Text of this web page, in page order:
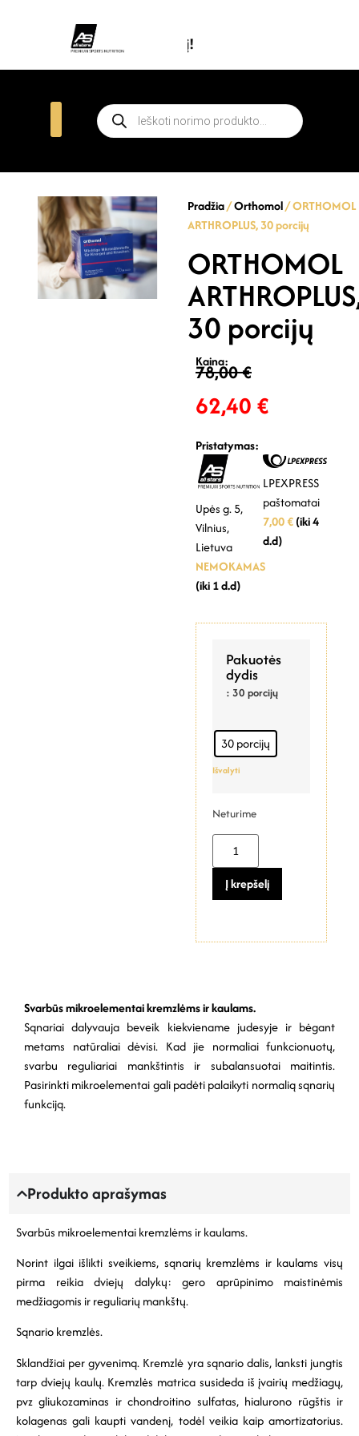
Pradžia/Orthomol/ ORTHOMOL
ARTHROPLUS, 30 porcijų
ORTHOMOL
30 porcijų
Kaina:
78,00€
62,40 €
Pristatymas:
Upės g. 5,
Vilnius,
Lietuva
NEMOKAMAS
(iki 1 d.d)
LPEXPRESS
paštomatai
7,00 €(iki 4
d.d)
Pakuotės
dydis
: 30 porcijų
30 porcijų
Išvalyti
Neturime
Į krepšelį
Svarbūs mikroelementai kremzlėms ir kaulams.
Sąnariai dalyvauja beveik kiekviename judesyje ir bėgant
metams natūraliai dėvisi. Kad jie normaliai funkcionuotų,
svarbu reguliariai mankštintis ir subalansuotai maitintis.
Pasirinkti mikroelementai gali padėti palaikyti normalią sąnarių
funkciją.
Produkto aprašymas
Svarbūs mikroelementai kremzlėms ir kaulams.
Norint ilgai išlikti sveikiems, sąnarių kremzlėms ir kaulams visų
pirma reikia dviejų dalykų: gero aprūpinimo maistinėmis
medžiagomis ir reguliarių mankštų.
Sąnario kremzlės.
Sklandžiai per gyvenimą. Kremzlė yra sąnario dalis, lanksti jungtis
tarp dviejų kaulų. Kremzlės matrica susideda iš įvairių medžiagų,
pvz gliukozaminas ir chondroitino sulfatas, hialurono rūgštis ir
kolagenas gali kaupti vandenį, todėl veikia kaip amortizatorius.